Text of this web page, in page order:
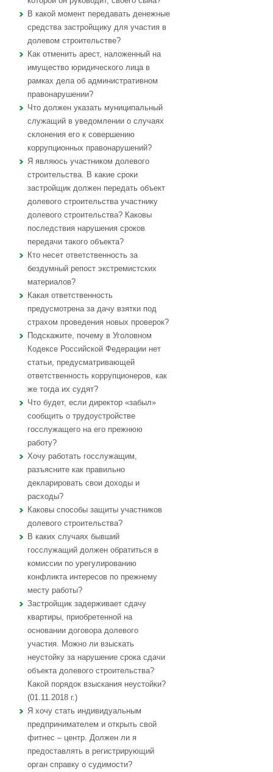
В какой момент передавать денежные
средства застройщику для участия в
долевом строительстве?
Как отменить арест, наложенный на
имущество юридического лица в
рамках дела об административном
правонарушении?
Что должен указать муниципальный
служащий в уведомлении о случаях
склонения его к совершению
коррупционных правонарушений?
Я являюсь участником долевого
строительства. В какие сроки
застройщик должен передать объект
долевого строительства участнику
долевого строительства? Каковы
последствия нарушения сроков
передачи такого объекта?
Кто несет ответственность за
бездумный репост экстремистских
материалов?
Какая ответственность
предусмотрена за дачу взятки под
страхом проведения новых проверок?
Подскажите, почему в Уголовном
Кодексе Российской Федерации нет
статьи, предусматривающей
ответственность коррупционеров, как
же тогда их судят?
Что будет, если директор «забыл»
сообщить о трудоустройстве
госслужащего на его прежнюю
работу?
Хочу работать госслужащим,
разъясните как правильно
декларировать свои доходы и
расходы?
Каковы способы защиты участников
долевого строительства?
В каких случаях бывший
госслужащий должен обратиться в
комиссии по урегулированию
конфликта интересов по прежнему
месту работы?
Застройщик задерживает сдачу
квартиры, приобретенной на
основании договора долевого
участия. Можно ли взыскать
неустойку за нарушение срока сдачи
объекта долевого строительства?
Какой порядок взыскания неустойки?
(01.11.2018 г.)
Я хочу стать индивидуальным
предпринимателем и открыть свой
фитнес – центр. Должен ли я
предоставлять в регистрирующий
орган справку о судимости?